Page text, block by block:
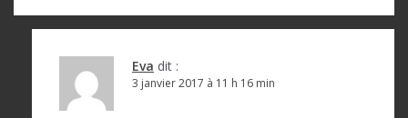
Eva dit :
3 janvier 2017 à 11 h 16 min